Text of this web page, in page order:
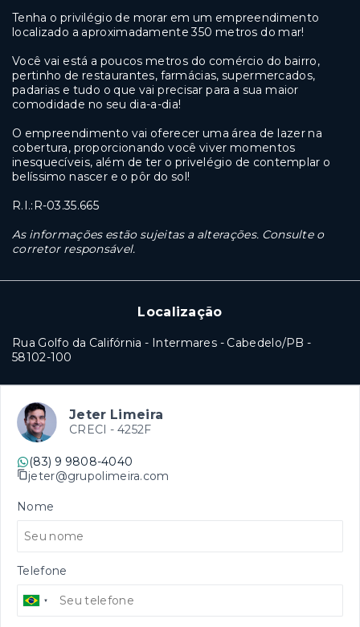
Tenha o privilégio de morar em um empreendimento
localizado a aproximadamente 350 metros do mar!
Você vai está a poucos metros do comércio do bairro,
pertinho de restaurantes, farmácias, supermercados,
padarias e tudo o que vai precisar para a sua maior
comodidade no seu dia-a-dia!
O empreendimento vai oferecer uma área de lazer na
cobertura, proporcionando você viver momentos
inesquecíveis, além de ter o privelégio de contemplar o
belíssimo nascer e o pôr do sol!
R.I.:R-03.35.665
As informações estão sujeitas a alterações. Consulte o
corretor responsável.
Localização
Rua Golfo da Califórnia - Intermares - Cabedelo/PB -
58102-100
Jeter Limeira
CRECI - 4252F
(83) 9 9808-4040
jeter@grupolimeira.com
Nome
Telefone